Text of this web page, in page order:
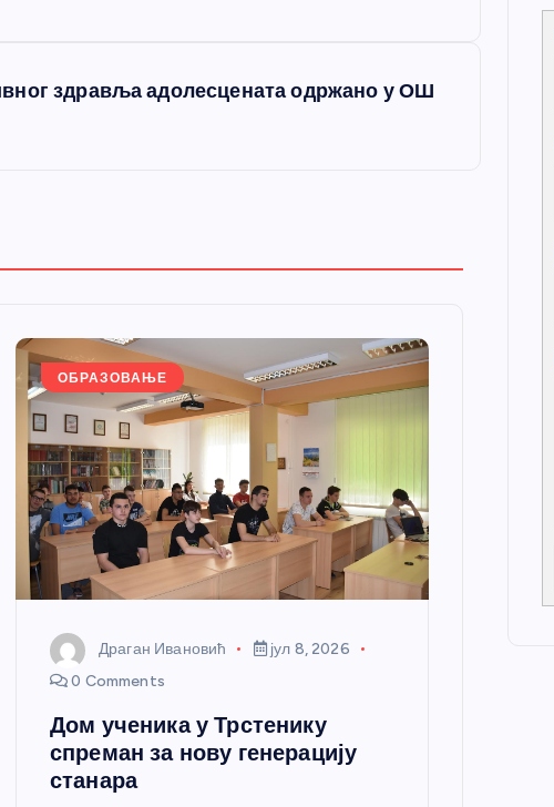
здравља адолесцената одржано у ОШ
ОБРАЗОВАЊЕ
Драган Ивановић
јул 8, 2026
0 Comments
Дом ученика у Трстенику
спреман за нову генерацију
станара